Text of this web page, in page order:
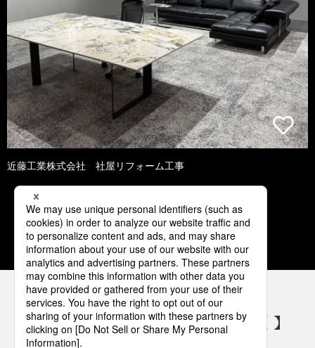
近藤工業株式会社 社屋リフォーム工事
1 2 3 4 5
パナソニックの電気設備 SNSアカウント